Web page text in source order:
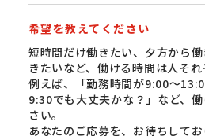
希望を教えてください
短時間だけ働きたい、夕方から
きたいなど、働ける時間は人それ
例えば、「勤務時間が9:00〜
9:30でも大丈夫かな？」など、
さい。
あなたのご応募を、お待ちしてお